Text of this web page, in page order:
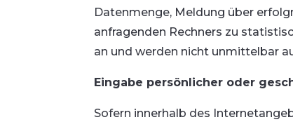
Datenmenge, Meldung über
anfragenden Rechners zu
an und werden nicht unmittelbar
Eingabe persönlicher oder
Sofern innerhalb des